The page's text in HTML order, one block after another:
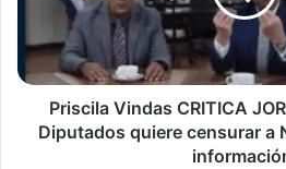
Diputados
quiere
censurar
Nogui
Priscila Vindas CRITICA
Diputados quiere censurar a